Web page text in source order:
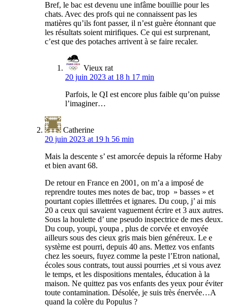
Bref, le bac est devenu une infâme bouillie pour les
chats. Avec des profs qui ne connaissent pas les
matières qu’ils font passer, il n’est guère étonnant que
les résultats soient mirifiques. Ce qui est surprenant,
c’est que des potaches arrivent à se faire recaler.
Vieux rat
20 juin 2023 at 18 h 17 min
Parfois, le QI est encore plus faible qu’on puisse
l’imaginer…
Catherine
20 juin 2023 at 19 h 56 min
Mais la descente s’ est amorcée depuis la réforme Haby
et bien avant 68.
De retour en France en 2001, on m’a a imposé de
reprendre toutes mes notes de bac, trop » basses » et
pourtant copies illettrées et ignares. Du coup, j’ ai mis
20 a ceux qui savaient vaguement écrire et 3 aux autres.
Sous la houlette d’ une pseudo inspectrice de mes deux.
Du coup, youpi, youpa , plus de corvée et envoyée
ailleurs sous des cieux gris mais bien généreux. Le e
système est pourri, depuis 40 ans. Mettez vos enfants
chez les soeurs, fuyez comme la peste l’Etron national,
écoles sous contrats, tout aussi pourries ,et si vous avez
le temps, et les dispositions mentales, éducation à la
maison. Ne quittez pas vos enfants des yeux pour éviter
toute contamination. Désolée, je suis très énervée…A
quand la colère du Populus ?